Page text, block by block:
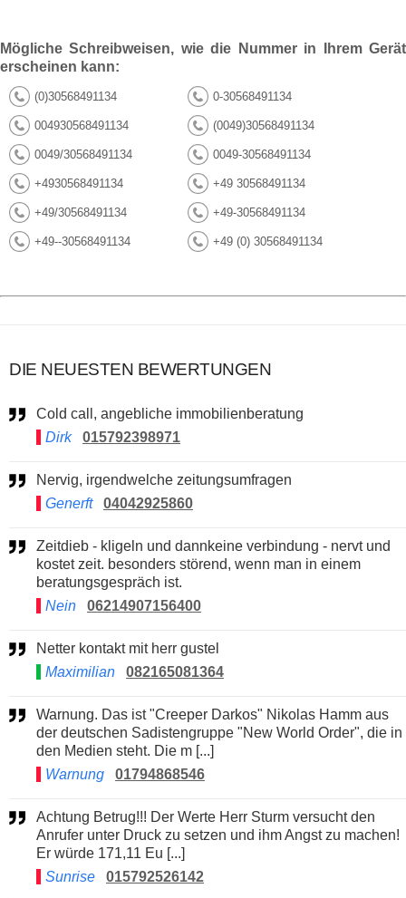
Mögliche Schreibweisen, wie die Nummer in Ihrem Gerät
erscheinen kann:
(0)30568491134 0-30568491134
004930568491134 (0049)30568491134
0049/30568491134 0049-30568491134
+4930568491134 +49 30568491134
+49/30568491134 +49-30568491134
+49--30568491134 +49 (0) 30568491134
DIE NEUESTEN BEWERTUNGEN
Cold call, angebliche immobilienberatung
Dirk
015792398971
Nervig, irgendwelche zeitungsumfragen
Generft
04042925860
Zeitdieb - kligeln und dannkeine verbindung - nervt und
kostet zeit. besonders störend, wenn man in einem
beratungsgespräch ist.
Nein
06214907156400
Netter kontakt mit herr gustel
Maximilian
082165081364
Warnung. Das ist "Creeper Darkos" Nikolas Hamm aus
der deutschen Sadistengruppe "New World Order", die in
den Medien steht. Die m [...]
Warnung
01794868546
Achtung Betrug!!! Der Werte Herr Sturm versucht den
Anrufer unter Druck zu setzen und ihm Angst zu machen!
Er würde 171,11 Eu [...]
Sunrise
015792526142